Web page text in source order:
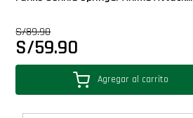
S/89.90
S/59.90
Agregar al carrito